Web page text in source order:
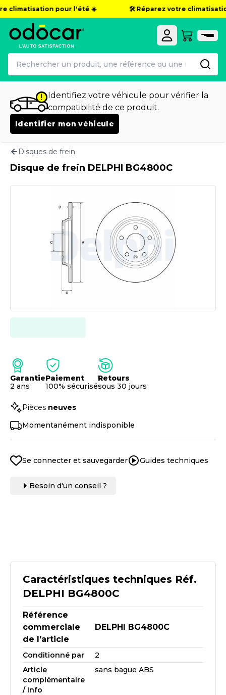
climatisation pour l'été ☀️ 🛠️ Réparez votre
Identifiez votre véhicule pour vérifier la
compatibilité de ce produit.
Identifier mon véhicule
Disques de frein
Caractéristiques techniques Réf.
DELPHI BG4800C
Référence
commerciale
de l’article
DELPHI BG4800C
Conditionné par
2
Article
complémentaire
/ Info
sans bague ABS
Disque de frein DELPHI BG4800C
Garantie
2 ans
Paiement
100% sécurisé
Retours
sous 30 jours
Pièces neuves
Momentanément indisponible
Se connecter et sauvegarder Guides techniques
Besoin d'un conseil ?